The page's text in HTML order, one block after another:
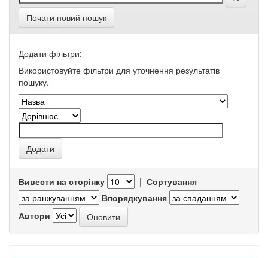
Почати новий пошук
Додати фільтри:
Використовуйте фільтри для уточнення результатів
пошуку.
Вивести на сторінку | Сортування
Впорядкування
Автори